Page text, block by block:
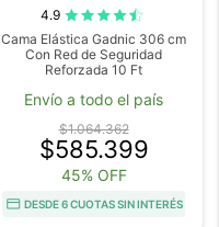
4.9
Cama Elástica Gadnic 306 cm
Con Red de Seguridad
Reforzada 10 Ft
Envío a todo el país
$1.064.362
$585.399
45% OFF
DESDE 6 CUOTAS SIN INTERÉS